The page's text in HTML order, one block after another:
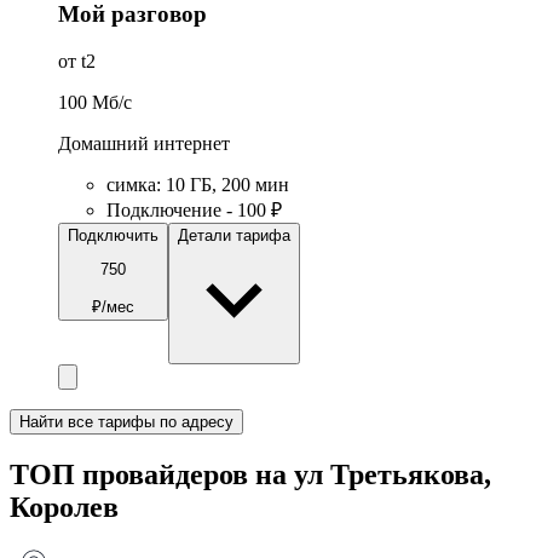
Мой разговор
от t2
100 Мб/c
Домашний интернет
симка: 10 ГБ, 200 мин
Подключение - 100 ₽
Подключить
750
₽/мес
Детали тарифа
Найти все тарифы по адресу
ТОП провайдеров на ул Третьякова,
Королев